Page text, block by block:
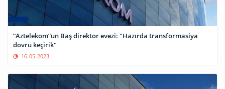
“Aztelekom”un Baş direktor əvəzi: "Hazırda transformasiya
dövrü keçirik"
16-05-2023